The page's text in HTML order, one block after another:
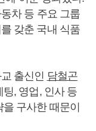
차 등 주요 그룹
갖춘 국내 식품
출신인 담철곤
, 영업, 인사 등
구사한 때문이